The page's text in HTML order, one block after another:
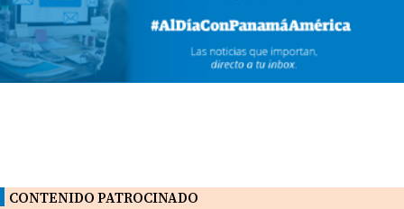
CONTENIDO PATROCINADO